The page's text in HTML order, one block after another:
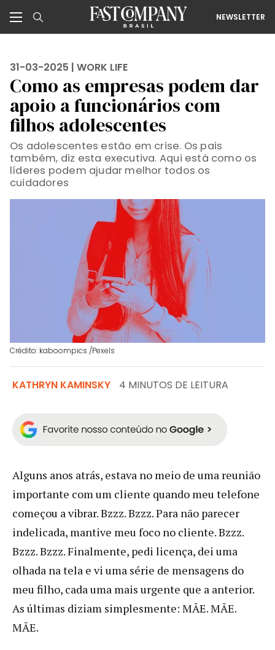
NEWSLETTER
31-03-2025 | WORK LIFE
Como as empresas podem dar
apoio a funcionários com
filhos adolescentes
Os adolescentes estão em crise. Os pais
também, diz esta executiva. Aqui está como os
líderes podem ajudar melhor todos os
cuidadores
Crédito: kaboompics /Pexels
KATHRYN KAMINSKY 4 MINUTOS DE LEITURA
Alguns anos atrás, estava no meio de uma reunião
importante com um cliente quando meu telefone
começou a vibrar. Bzzz. Bzzz. Para não parecer
indelicada, mantive meu foco no cliente. Bzzz.
Bzzz. Bzzz. Finalmente, pedi licença, dei uma
olhada na tela e vi uma série de mensagens do
meu filho, cada uma mais urgente que a anterior.
As últimas diziam simplesmente: MÃE. MÃE.
MÃE.